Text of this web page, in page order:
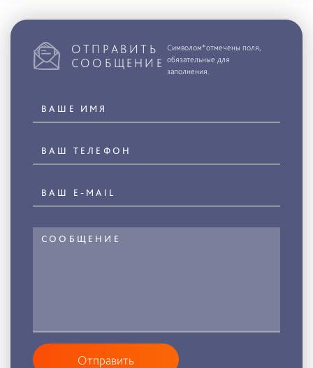
ОТПРАВИТЬ
СООБЩЕНИЕ
Символом*отмечены поля,
обязательные для
заполнения.
Отправить